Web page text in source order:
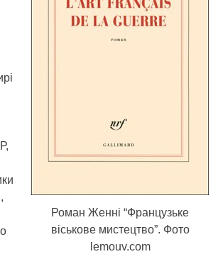
Роман Женні “Французьке
віськове мистецтво”. Фото
lemouv.com